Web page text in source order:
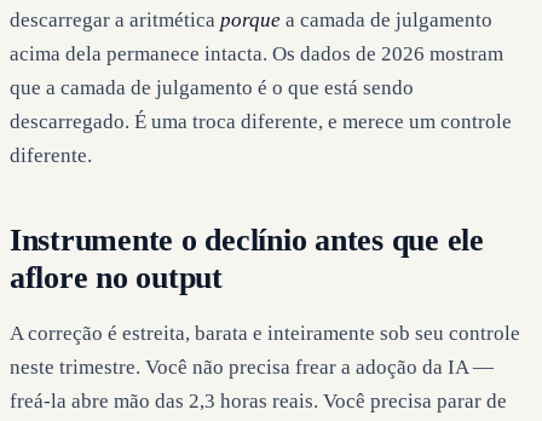
descarregar a aritmética porque a camada de julgamento
acima dela permanece intacta. Os dados de 2026 mostram
que a camada de julgamento é o que está sendo
descarregado. É uma troca diferente, e merece um controle
diferente.
Instrumente o declínio antes que ele
aflore no output
A correção é estreita, barata e inteiramente sob seu controle
neste trimestre. Você não precisa frear a adoção da IA —
freá-la abre mão das 2,3 horas reais. Você precisa parar de